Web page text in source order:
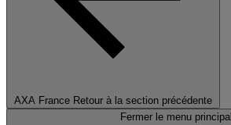
AXA France Retour à la section précédente
Fermer le menu principal